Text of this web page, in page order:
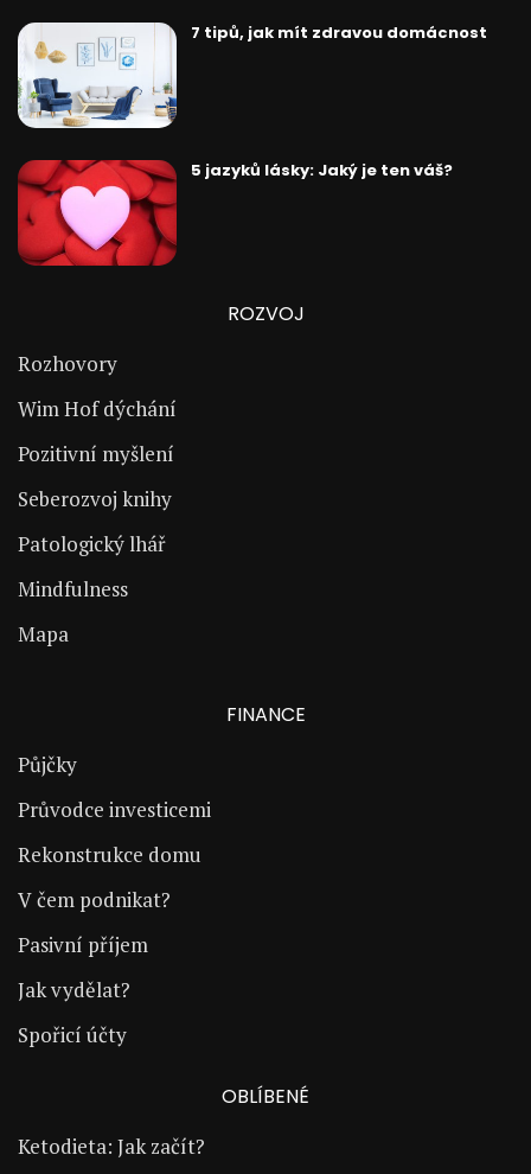
7 tipů, jak mít zdravou domácnost
5 jazyků lásky: Jaký je ten váš?
ROZVOJ
Rozhovory
Wim Hof dýchání
Pozitivní myšlení
Seberozvoj knihy
Patologický lhář
Mindfulness
Mapa
FINANCE
Půjčky
Průvodce investicemi
Rekonstrukce domu
V čem podnikat?
Pasivní příjem
Jak vydělat?
Spořicí účty
OBLÍBENÉ
Ketodieta: Jak začít?